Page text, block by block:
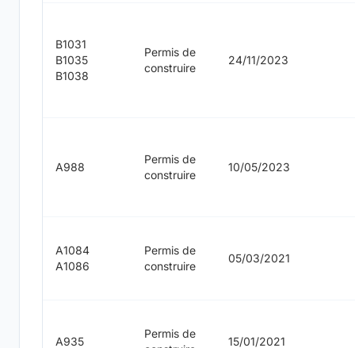
B1031
B1035
B1038
Permis de
construire
24/11/2023
A988
Permis de
construire
10/05/2023
A1084
A1086
Permis de
construire
05/03/2021
A935
Permis de
15/01/2021